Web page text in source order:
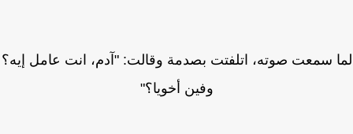
سمعت صوته، اتلفتت بصدمة وقالت: "آدم، انت عامل إيه؟
وفين أخويا؟"